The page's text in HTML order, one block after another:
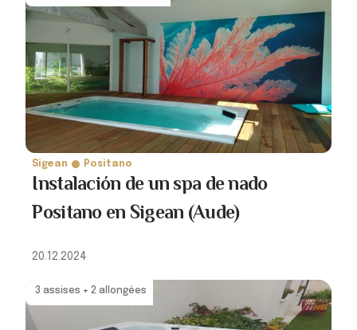
Sigean Positano
Instalación de un spa de nado
Positano en Sigean (Aude)
20.12.2024
3 assises + 2 allongées